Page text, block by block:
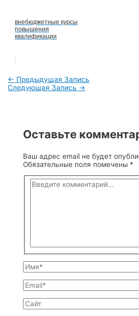
внебюджетные курсы
повышения
квалификации
Навигация
← Предыдущая Запись
Следующая Запись →
Оставьте
Ваш адрес email не будет
Обязательные поля помечены *
Введите
комментарий...
Имя*
Email*
Сайт